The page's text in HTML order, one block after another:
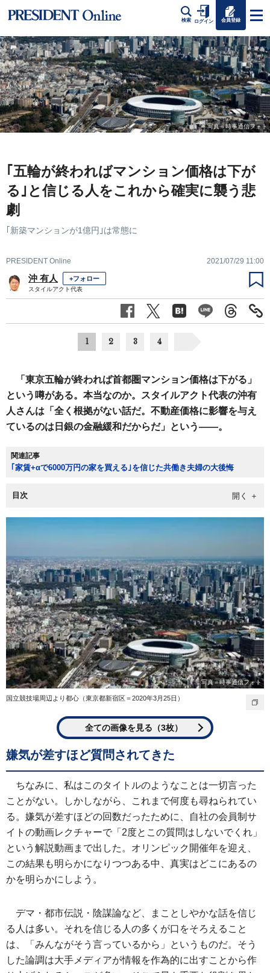
検索 ログイン 会員登録
写真＝時事通信フォト
｢五輪が終わればマンション価格は下が
る｣と信じる人をこれから確実に襲う悲
劇
｢新築マンションが1億円｣は常態に
PRESIDENT Online 2021/07/29 11:00
沖 有人 +フォロー
スタイルアクト代表
1 2 3 4
「東京五輪が終われば首都圏マンション価格は下がる」
という噂がある。本当なのか。スタイルアクト代表の沖有
人さんは「全く根拠がない話だ。不動産価格に影響を与え
ているのは日銀の金融緩和だからだ」という――。
関連記事
｢家賃+αで6000万円の家を買える｣を信じた共働き夫婦の大後悔
目次
写真＝時事通信フォト
国立競技場周辺より都心（東京都新宿区＝2020年3月25日）
全ての画像を見る（3枚）
嫌気が差すほど質問されてきた
ちなみに、私はこのタイトルのようなことは一切言った
ことがない。しかしながら、これまで何度も尋ねられてい
る。嫌気が差すほどの回数だったために、自社の会員制サ
イトの動画レクチャーで「2度とこの質問はしないでくれ」
という解説動画まで出した。オリンピック開催年を迎え、
この結果も明らかになりつつある中、真実はどこにあるの
かを明らかにしよう。
デマ・都市伝説・陰謀論など、まことしやかな話を信じ
る人は多い。それを信じる人の多くが口をそろえること
は、「みんながそう言っているから」というものだ。そう
した論調は大手メディアが情報を作為的に出すことから作